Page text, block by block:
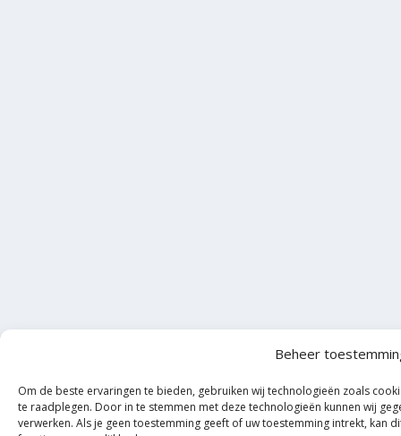
Beheer
Om de beste ervaringen te bieden, gebruiken wij technologieën zoals
te raadplegen. Door in te stemmen met deze technologieën kunnen wij
verwerken. Als je geen toestemming geeft of uw toestemming intrekt, kan